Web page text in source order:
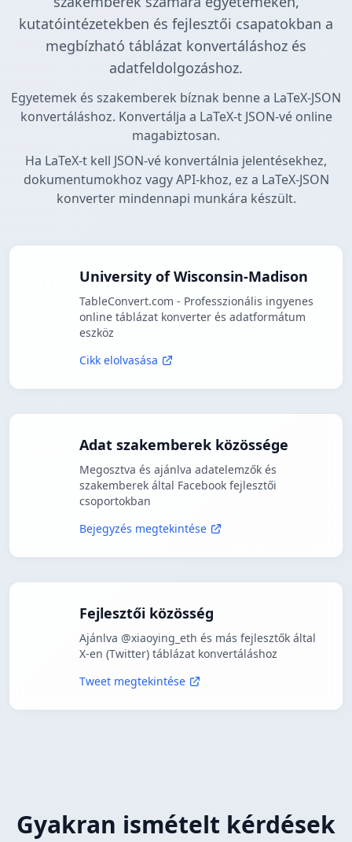
kutatóintézetekben és fejlesztői csapatokban a
megbízható táblázat konvertáláshoz és
adatfeldolgozáshoz.
Egyetemek és szakemberek bíznak benne a LaTeX-JSON
konvertáláshoz. Konvertálja a LaTeX-t JSON-vé online
magabiztosan.
Ha LaTeX-t kell JSON-vé konvertálnia jelentésekhez,
dokumentumokhoz vagy API-khoz, ez a LaTeX-JSON
konverter mindennapi munkára készült.
University of Wisconsin-Madison
TableConvert.com - Professzionális ingyenes
online táblázat konverter és adatformátum
eszköz
Cikk elolvasása
Adat szakemberek közössége
Megosztva és ajánlva adatelemzők és
szakemberek által Facebook fejlesztői
csoportokban
Bejegyzés megtekintése
Fejlesztői közösség
Ajánlva @xiaoying_eth és más fejlesztők által
X-en (Twitter) táblázat konvertáláshoz
Tweet megtekintése
Gyakran ismételt kérdések